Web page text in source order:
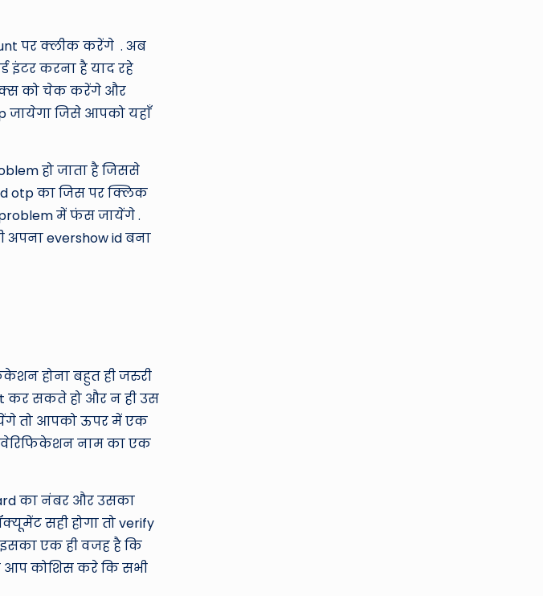
पर क्लीक करेंगे . अब
करना है याद रहे
को चेक करेंगे और
जायेगा जिसे आपको यहाँ
हो जाता है जिससे
otp का जिस पर क्लिक
problem में फंस जायेंगे .
evershow id बना
होना बहुत ही जरुरी
कर सकते हो और न ही उस
तो आपको ऊपर में एक
नाम का एक
का नंबर और उसका
सही होगा तो verify
इसका एक ही वजह है कि
आप कोशिस करे कि सभी